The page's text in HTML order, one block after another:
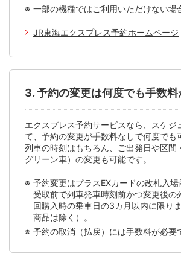
一部の機種ではご利用いただけない場
JR東海エクスプレス予約ホームページ
3. 予約の変更は何度でも手数料
エクスプレス予約サービスなら、スケジ
て、予約の変更が手数料なしで何度でも
列車の時刻はもちろん、ご出発日や区間
グリーン車）の変更も可能です。
予約変更はプラスEXカードの改札入
受取前で列車発車時刻前かつ変更後の
回購入時の乗車日の3カ月以内に限り
商品は除く）。
予約の取消（払戻）には手数料が必要